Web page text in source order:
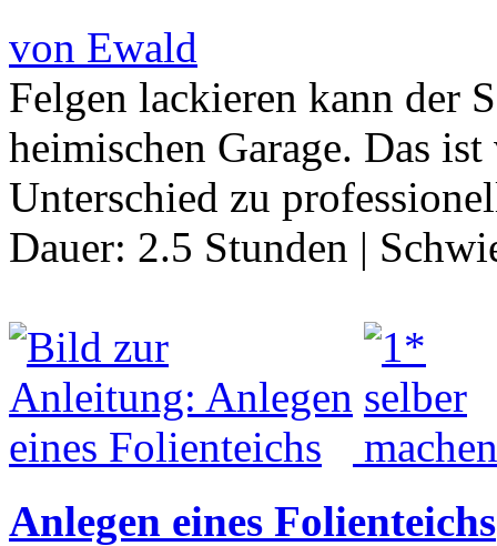
von Ewald
Felgen lackieren kann der
heimischen Garage. Das
Unterschied zu
Dauer: 2.5 Stunden |
Anlegen eines Folienteichs